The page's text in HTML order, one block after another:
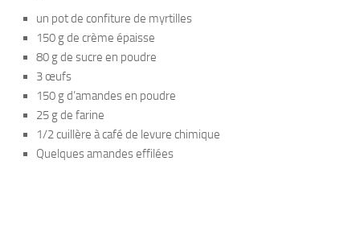
un pot de confiture de myrtilles
150 g de crème épaisse
80 g de sucre en poudre
3 œufs
150 g d’amandes en poudre
25 g de farine
1/2 cuillère à café de levure chimique
Quelques amandes effilées